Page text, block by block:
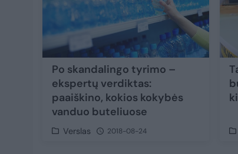
Po skandalingo tyrimo –
ekspertų verdiktas:
paaiškino, kokios kokybės
vanduo buteliuose
Verslas 2018-08-24